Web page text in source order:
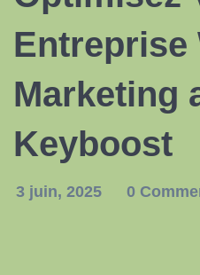
Entreprise
Marketing
Keyboost
3 juin, 2025 0